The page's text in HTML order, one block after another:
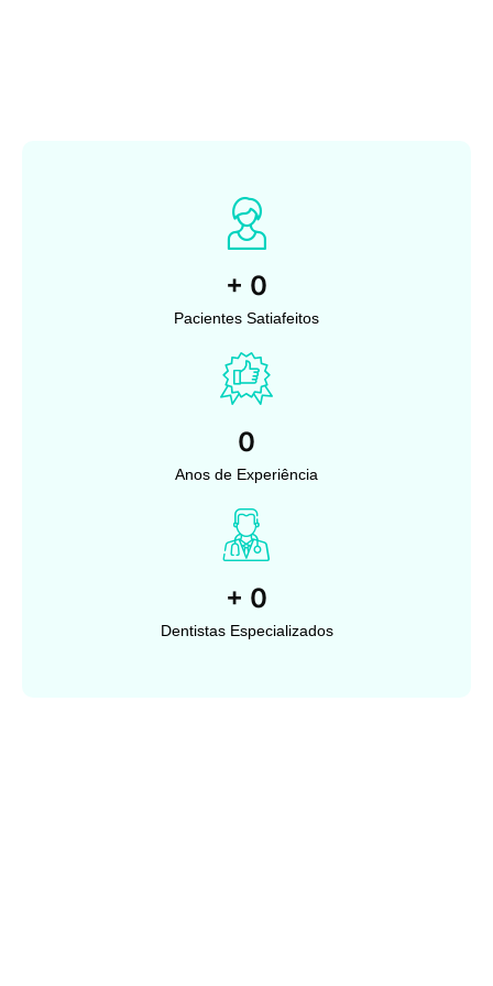
+ 0
Pacientes Satiafeitos
0
Anos de Experiência
+ 0
Dentistas Especializados